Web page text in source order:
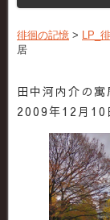
徘徊の記憶 > LP_
居
田中河内介の
2009年12月10